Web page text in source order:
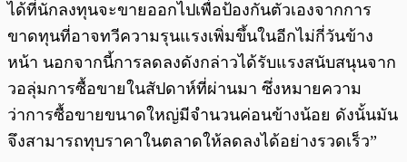
ได้ที่นักลงทุนจะขายออกไปเพื่อป้องกันตัวเองจากการ
ขาดทุนที่อาจทวีความรุนแรงเพิ่มขึ้นในอีกไม่กี่วันข้าง
หน้า นอกจากนี้การลดลงดังกล่าวได้รับแรงสนับสนุนจาก
วอลุ่มการซื้อขายในสัปดาห์ที่ผ่านมา ซึ่งหมายความ
ว่าการซื้อขายขนาดใหญ่มีจำนวนค่อนข้างน้อย ดังนั้นมัน
จึงสามารถทุบราคาในตลาดให้ลดลงได้อย่างรวดเร็ว”